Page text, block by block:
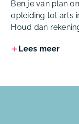
Ben je van plan
opleiding tot arts
Houd dan
Lees meer